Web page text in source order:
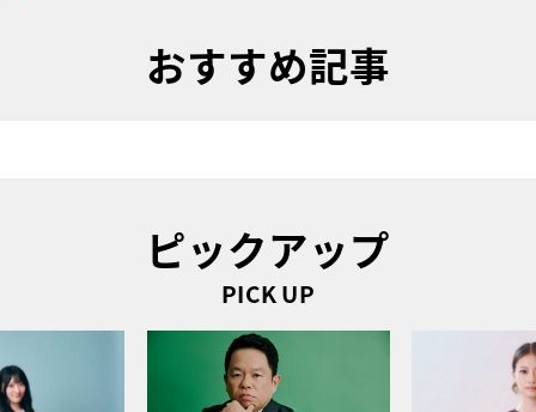
おすすめ記事
ピックアップ
PICK UP